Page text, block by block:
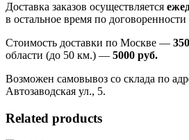
Доставка заказов осуществляется
в остальное время по
Стоимость доставки по Москве —
области (до 50 км.) — 5000 руб.
Возможен самовывоз со склада по
Автозаводская ул., 5.
Related products